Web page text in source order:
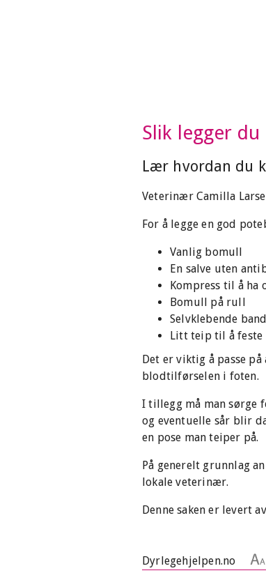
Slik legger
Lær hvordan du
Veterinær Camilla
For å legge en god
Vanlig bomull
En salve uten
Kompress til å ha
Bomull på rull
Selvklebende
Litt teip til å feste
Det er viktig å passe
blodtilførselen i foten.
I tillegg må man sørge
og eventuelle sår blir
en pose man teiper på.
På generelt grunnlag
lokale veterinær.
Denne saken er levert av
Dyrlegehjelpen.no